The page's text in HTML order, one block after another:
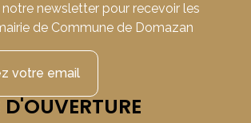
newsletter pour recevoir les
de Commune de Domazan
votre email